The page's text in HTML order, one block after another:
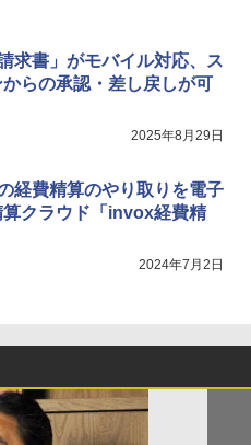
求書」がモバイル対応、ス
らの承認・差し戻しが可
2025年8月29日
経費精算のやり取りを電子
クラウド「invox経費精
2024年7月2日